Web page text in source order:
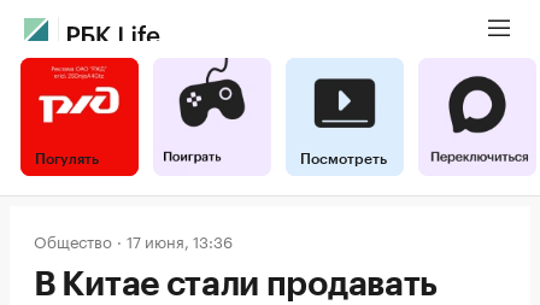
Погулять Посмотреть
Общество 17 июня, 13:36
В Китае стали продавать